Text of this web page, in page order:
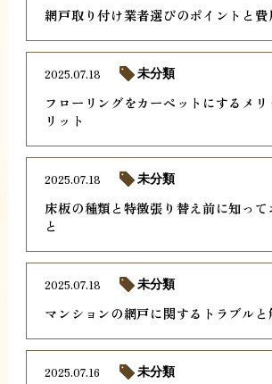
網戸取り付け業者選びのポイントと費
フローリングをカーペットにするメリ
リット
2025.07.18 未分類
床板の種類と特徴張り替え前に知って
と
2025.07.18 未分類
マンションの網戸に関するトラブルと
2025.07.18 未分類
2025.07.16 未分類